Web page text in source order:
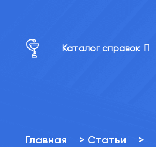
Каталог справок
Главная > Статьи >